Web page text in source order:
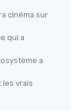
cinéma sur
qui a
a
les vrais